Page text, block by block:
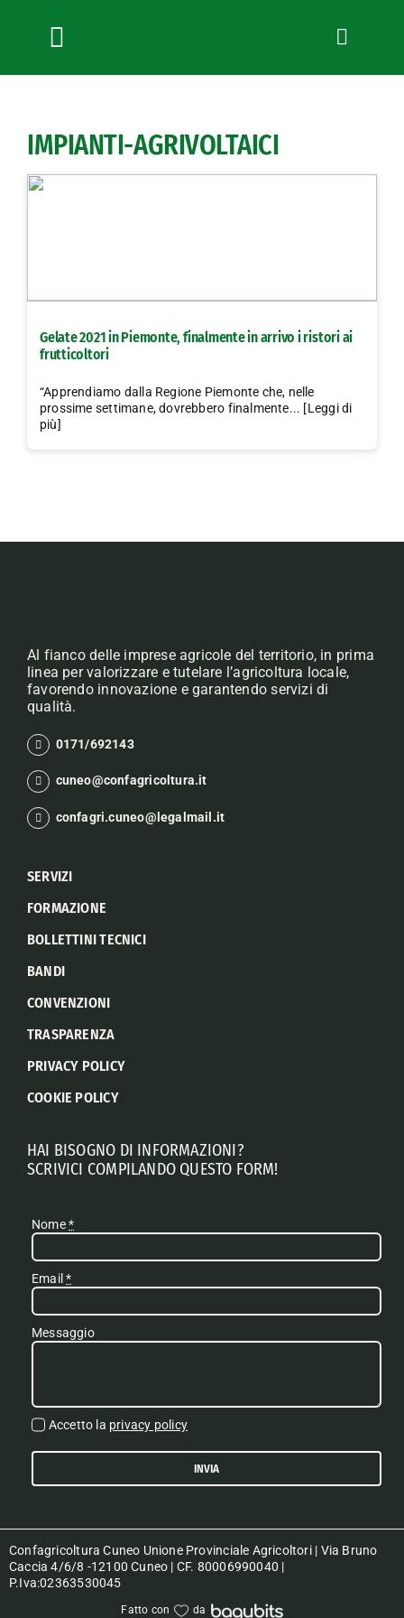
Toggle
Navigation
News
Bandi
Lavora con noi
IMPIANTI-AGRIVOLTAICI
Gelate 2021 in Piemonte, finalmente in arrivo i ristori ai
frutticoltori
“Apprendiamo dalla Regione Piemonte che, nelle
prossime settimane, dovrebbero finalmente... [Leggi di
più]
Al fianco delle imprese agricole del territorio, in prima
linea per valorizzare e tutelare l’agricoltura locale,
favorendo innovazione e garantendo servizi di
qualità.
0171/692143
cuneo@confagricoltura.it
confagri.cuneo@legalmail.it
SERVIZI
FORMAZIONE
BOLLETTINI TECNICI
BANDI
CONVENZIONI
TRASPARENZA
PRIVACY POLICY
COOKIE POLICY
HAI BISOGNO DI INFORMAZIONI?
SCRIVICI COMPILANDO QUESTO FORM!
Nome*
Email*
Messaggio
Accetto la privacy policy
INVIA
Confagricoltura Cuneo Unione Provinciale Agricoltori | Via Bruno
Caccia 4/6/8 -12100 Cuneo | CF. 80006990040 |
P.Iva:02363530045
Fatto con da